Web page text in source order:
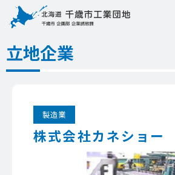
立地企業
製造業
株式会社カネショー